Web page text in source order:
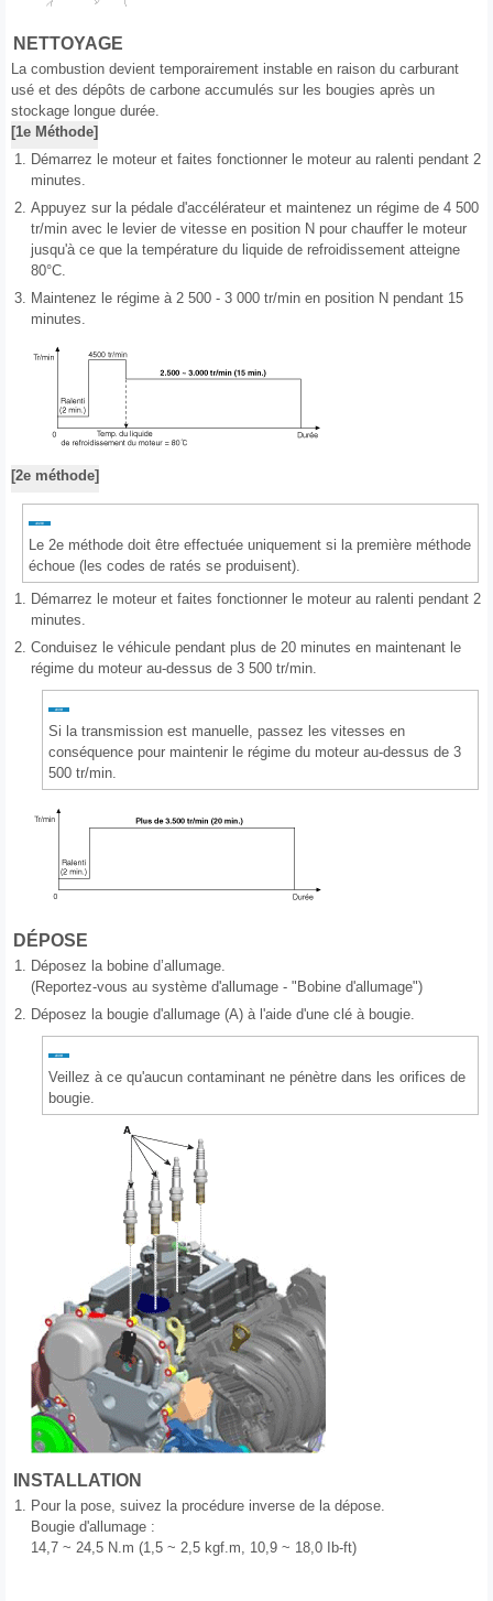
NETTOYAGE
La combustion devient temporairement instable en raison du carburant
usé et des dépôts de carbone accumulés sur les bougies après un
stockage longue durée.
[1e Méthode]
1. Démarrez le moteur et faites fonctionner le moteur au ralenti pendant 2
minutes.
2. Appuyez sur la pédale d'accélérateur et maintenez un régime de 4 500
tr/min avec le levier de vitesse en position N pour chauffer le moteur
jusqu'à ce que la température du liquide de refroidissement atteigne
80°C.
3. Maintenez le régime à 2 500 - 3 000 tr/min en position N pendant 15
minutes.
[2e méthode]
Le 2e méthode doit être effectuée uniquement si la première méthode
échoue (les codes de ratés se produisent).
1. Démarrez le moteur et faites fonctionner le moteur au ralenti pendant 2
minutes.
2. Conduisez le véhicule pendant plus de 20 minutes en maintenant le
régime du moteur au-dessus de 3 500 tr/min.
Si la transmission est manuelle, passez les vitesses en
conséquence pour maintenir le régime du moteur au-dessus de 3
500 tr/min.
DÉPOSE
1. Déposez la bobine d’allumage.
(Reportez-vous au système d'allumage - "Bobine d'allumage")
2. Déposez la bougie d'allumage (A) à l'aide d'une clé à bougie.
Veillez à ce qu'aucun contaminant ne pénètre dans les orifices de
bougie.
INSTALLATION
1. Pour la pose, suivez la procédure inverse de la dépose.
Bougie d'allumage :
14,7 ~ 24,5 N.m (1,5 ~ 2,5 kgf.m, 10,9 ~ 18,0 Ib-ft)